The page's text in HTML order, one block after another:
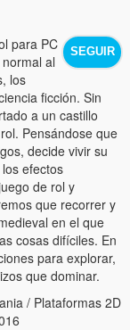
SEGUIR
para PC
al
los
ficción. Sin
a un castillo
Pensándose que
decide vivir su
efectos
de rol y
que recorrer y
en el que
cosas difíciles. En
para explorar,
que dominar.
/ Plataformas 2D